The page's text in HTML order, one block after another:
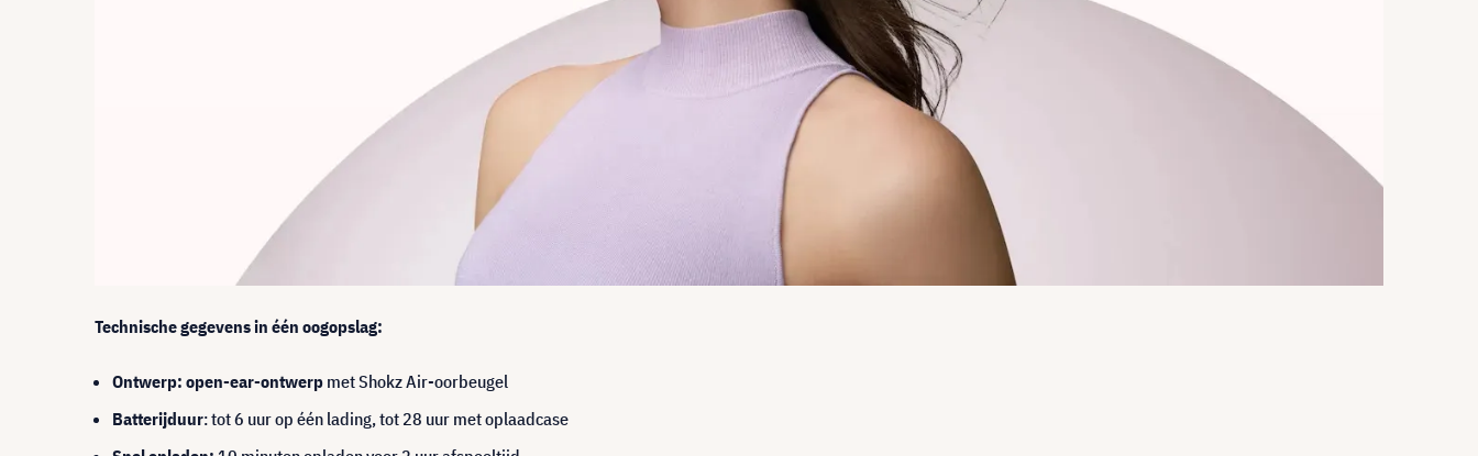
Technische gegevens in één oogopslag:
Ontwerp: open-ear-ontwerp met Shokz Air-oorbeugel
Batterijduur: tot 6 uur op één lading, tot 28 uur met oplaadcase